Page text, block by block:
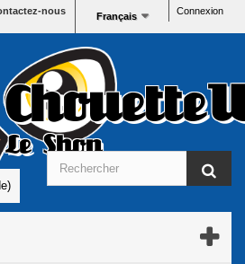
Connexion
Français
nous
Le Shop